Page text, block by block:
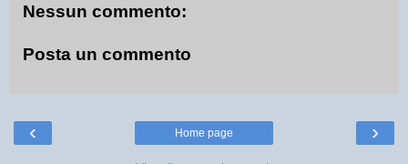
Nessun commento:
Posta un commento
‹ ›
Home page